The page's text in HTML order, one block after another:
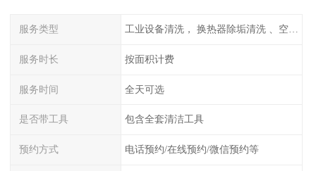
服务类型 工业设备清洗， 换热器除垢清洗 、空调清洗等
服务时长 按面积计费
服务时间 全天可选
是否带工具 包含全套清洁工具
预约方式 电话预约/在线预约/微信预约等